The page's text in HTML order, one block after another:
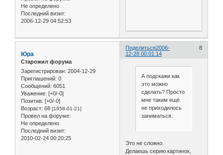
Не определено
Последний визит:
2006-12-29 04:52:53
Поделиться 8
2006-
12-28 00:01:14
Юра
Старожил форума
Зарегистрирован: 2004-12-29
Приглашений: 0
Сообщений: 6051
Уважение: [+0/-0]
Позитив: [+0/-0]
Возраст: 68 [1958-01-21]
Провел на форуме:
Не определено
Последний визит:
2010-02-24 00:20:25
А подскажи как
это можно
сделать? Просто
мне таким ещё
не приходилось
заниматься.
Это не сложно.
Делаешь серию картинок,